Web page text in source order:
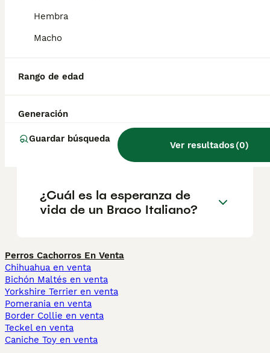
Hembra
Macho
Rango de edad
Generación
Guardar búsqueda
Ver resultados(0)
¿Es fácil entrenar el bracco
¿Cómo entrenar a un bracco
¿Cuántas horas duerme un
Braco Italiano?
¿Cuál es la esperanza de
vida de un Braco Italiano?
Perros Cachorros En Venta
Chihuahua en venta
Bichón Maltés en venta
Yorkshire Terrier en venta
Pomerania en venta
Border Collie en venta
Teckel en venta
Caniche Toy en venta